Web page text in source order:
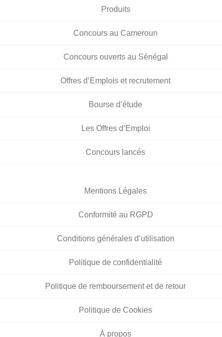
Produits
Concours au Cameroun
Concours ouverts au Sénégal
Offres d’Emplois et recrutement
Bourse d’étude
Les Offres d’Emploi
Concours lancés
Mentions Légales
Conformité au RGPD
Conditions générales d’utilisation
Politique de confidentialité
Politique de remboursement et de retour
Politique de Cookies
À propos